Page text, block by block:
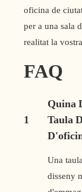
oficina de
per a una sala
realitat la
FAQ
1
Quina
Taula
Una
disseny